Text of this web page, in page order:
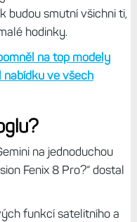
budou smutní všichni ti,
hodinky.
na top modely
nabídku ve všech
na jednoduchou
Fenix 8 Pro?“ dostal
funkcí satelitního a